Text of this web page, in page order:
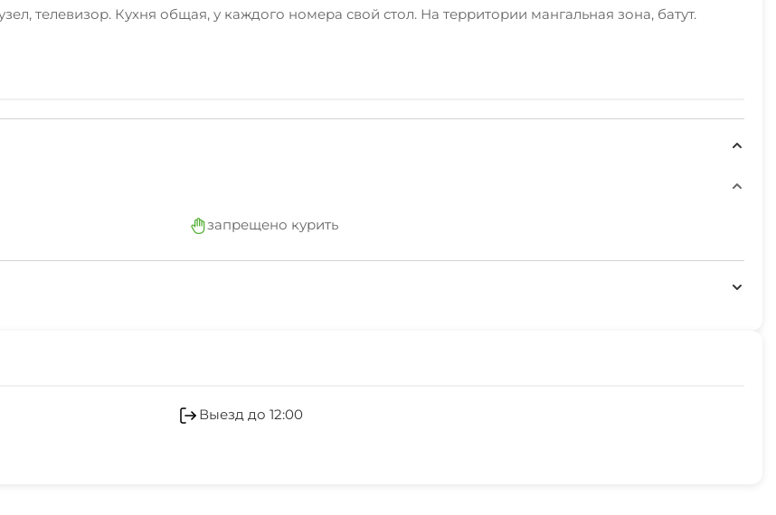
телевизор. Кухня общая, у каждого номера свой стол. На территории мангальная зона, батут.
запрещено курить
Отопление
Выезд до 12:00